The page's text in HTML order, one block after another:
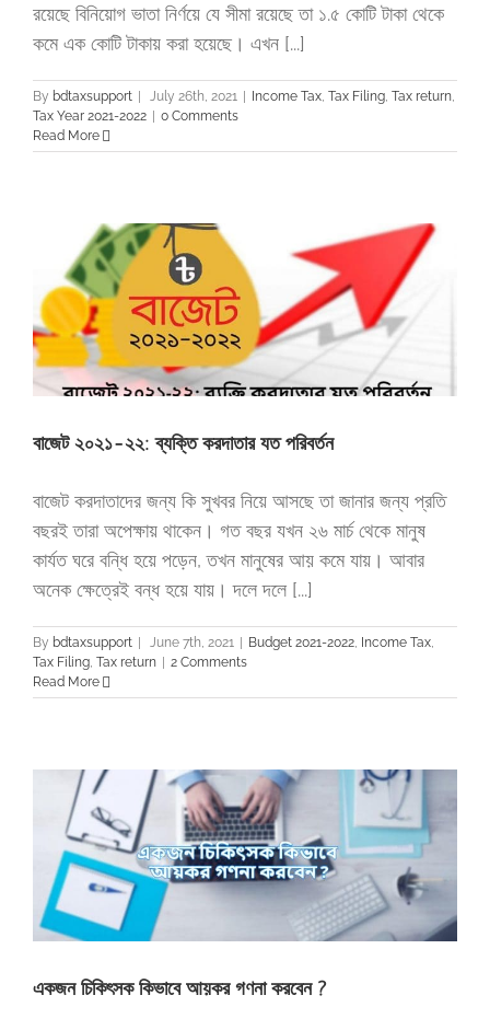
রয়েছে বিনিয়োগ ভাতা নির্ণয়ে যে সীমা রয়েছে তা ১.৫ কোটি টাকা থেকে
কমে এক কোটি টাকায় করা হয়েছে। এখন [...]
By bdtaxsupport | July 26th, 2021 | Income Tax Tax Filing Tax return
Tax Year 2021-2022 | 0 Comments
Read More
বাজেট ২০২১-২২: ব্যক্তি করদাতার যত পরিবর্তন
বাজেট করদাতাদের জন্য কি সুখবর নিয়ে আসছে তা জানার জন্য প্রতি
বছরই তারা অপেক্ষায় থাকেন। গত বছর যখন ২৬ মার্চ থেকে মানুষ
কার্যত ঘরে বন্ধি হয়ে পড়েন, তখন মানুষের আয় কমে যায়। আবার
অনেক ক্ষেত্রেই বন্ধ হয়ে যায়। দলে দলে [...]
By bdtaxsupport | June 7th, 2021 | Budget 2021-2022 Income Tax
Tax Filing Tax return | 2 Comments
Read More
একজন চিকিৎসক কিভাবে আয়কর গণনা করবেন ?